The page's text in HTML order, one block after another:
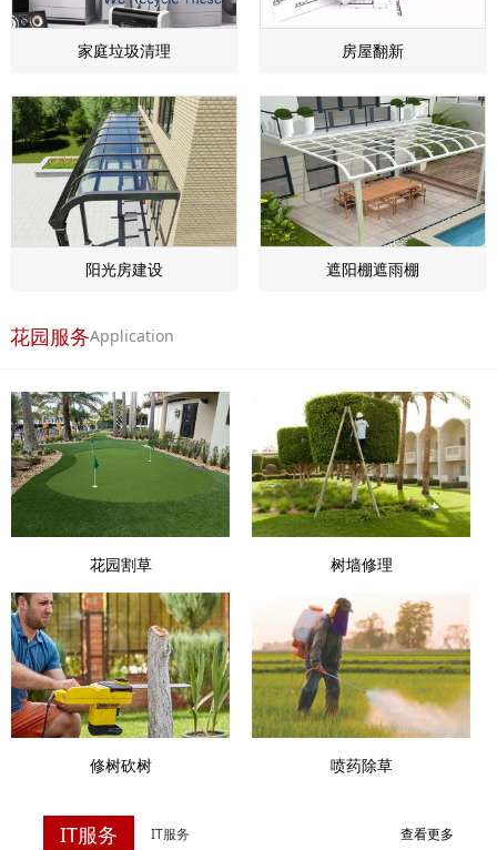
家庭垃圾清理 房屋翻新
阳光房建设 遮阳棚遮雨棚
花园服务Application
花园割草 树墙修理
修树砍树 喷药除草
IT服务 IT服务 查看更多